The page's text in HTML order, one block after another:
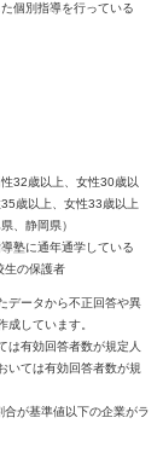
個別指導を行っている
32歳以上、女性30歳以
歳以上、女性33歳以上
、静岡県）
塾に通年通学している
生の保護者
データから不正回答や異
しています。
有効回答者数が規定人
いては有効回答者数が規
が基準値以下の企業がラ